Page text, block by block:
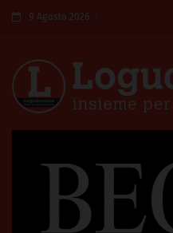
9 Agosto 2026